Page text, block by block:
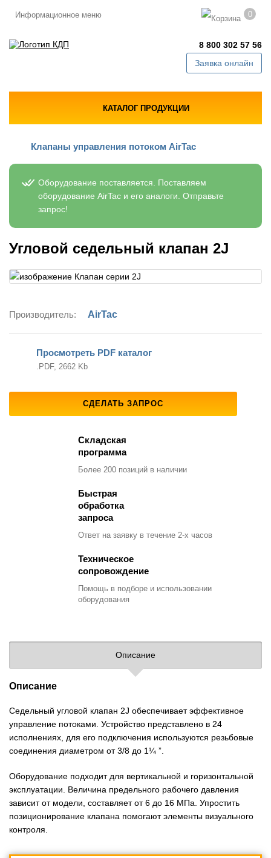
Информационное меню 0
8 800 302 57 56
Заявка онлайн
КАТАЛОГ ПРОДУКЦИИ
Клапаны управления потоком AirTac
Оборудование поставляется. Поставляем
оборудование AirTac и его аналоги. Отправьте
запрос!
Угловой седельный клапан 2J
Производитель: AirTac
Просмотреть PDF каталог
.PDF, 2662 Kb
СДЕЛАТЬ ЗАПРОС
Складская
программа
Более 200 позиций в наличии
Быстрая
обработка
запроса
Ответ на заявку в течение 2-х часов
Техническое
сопровождение
Помощь в подборе и использовании
оборудования
Описание
Описание
Седельный угловой клапан 2J обеспечивает эффективное
управление потоками. Устройство представлено в 24
исполнениях, для его подключения используются резьбовые
соединения диаметром от 3/8 до 1¼ ”.
Оборудование подходит для вертикальной и горизонтальной
эксплуатации. Величина предельного рабочего давления
зависит от модели, составляет от 6 до 16 МПа. Упростить
позиционирование клапана помогают элементы визуального
контроля.